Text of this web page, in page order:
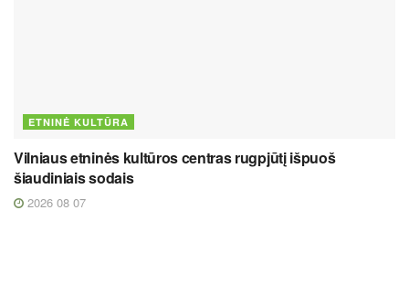
ETNINĖ KULTŪRA
Vilniaus etninės kultūros centras rugpjūtį išpuoš
šiaudiniais sodais
2026 08 07